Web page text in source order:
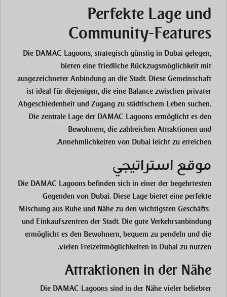
Perfekte Lage und
Community-Features
Die DAMAC Lagoons, strategisch günstig in Dubai gelegen,
bieten eine friedliche Rückzugsmöglichkeit mit
ausgezeichneter Anbindung an die Stadt. Diese Gemeinschaft
ist ideal für diejenigen, die eine Balance zwischen privater
Abgeschiedenheit und Zugang zu städtischem Leben suchen.
Die zentrale Lage der DAMAC Lagoons ermöglicht es den
Bewohnern, die zahlreichen Attraktionen und
Annehmlichkeiten von Dubai leicht zu erreichen.
موقع استراتيجي
Die DAMAC Lagoons befinden sich in einer der begehrtesten
Gegenden von Dubai. Diese Lage bietet eine perfekte
Mischung aus Ruhe und Nähe zu den wichtigsten Geschäfts-
und Einkaufszentren der Stadt. Die gute Verkehrsanbindung
ermöglicht es den Bewohnern, bequem zu pendeln und die
vielen Freizeitmöglichkeiten in Dubai zu nutzen.
Attraktionen in der Nähe
Die DAMAC Lagoons sind in der Nähe vieler beliebter